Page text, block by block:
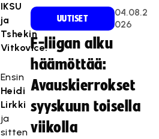
IKSU
ja
Tshekin
Vitkovice.
Ensin
Heidi
Lirkki
ja
sitten
UUTISET
04.08.2
026
F-liigan alku
häämöttää:
Avauskierrokset
syyskuun toisella
viikolla